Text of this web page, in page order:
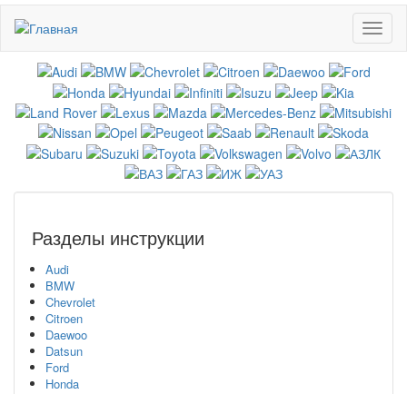
основному
содержанию
Разделы инструкции
Audi
BMW
Chevrolet
Citroen
Daewoo
Datsun
Ford
Honda